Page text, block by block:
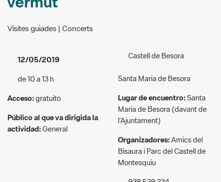
12/05/2019
Acceso:gratuito
Público al que va dirigida la
actividad:
General
Maria de Besora (davant de
Organizadores:
Amics del
Bisaura i Parc del Castell de
Montesquiu
938 529 234
p.montesquiu.bisaura@diba.c